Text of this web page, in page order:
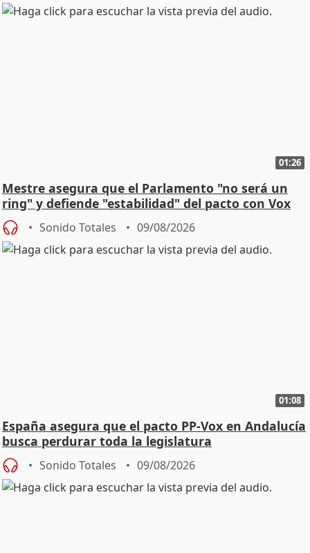
01:26
Mestre asegura que el Parlamento "no será un
ring" y defiende "estabilidad" del pacto con Vox
Sonido Totales 09/08/2026
01:08
España asegura que el pacto PP-Vox en Andalucía
busca perdurar toda la legislatura
Sonido Totales 09/08/2026